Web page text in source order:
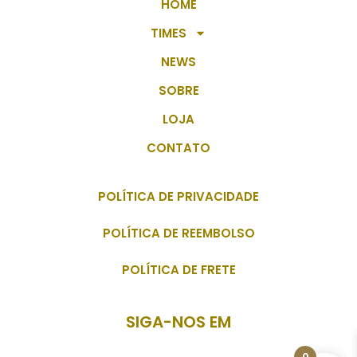
HOME
TIMES
NEWS
SOBRE
LOJA
CONTATO
POLÍTICA DE PRIVACIDADE
POLÍTICA DE REEMBOLSO
POLÍTICA DE FRETE
SIGA-NOS EM